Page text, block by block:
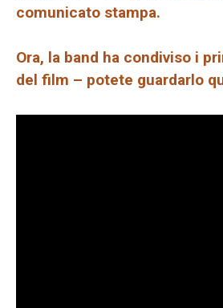
comunicato stampa.
Ora, la band ha condiviso i
del film – potete guardarlo